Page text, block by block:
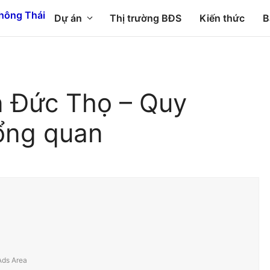
Dự án Thị trường BĐS Kiến thức
Đức Thọ – Quy
quan